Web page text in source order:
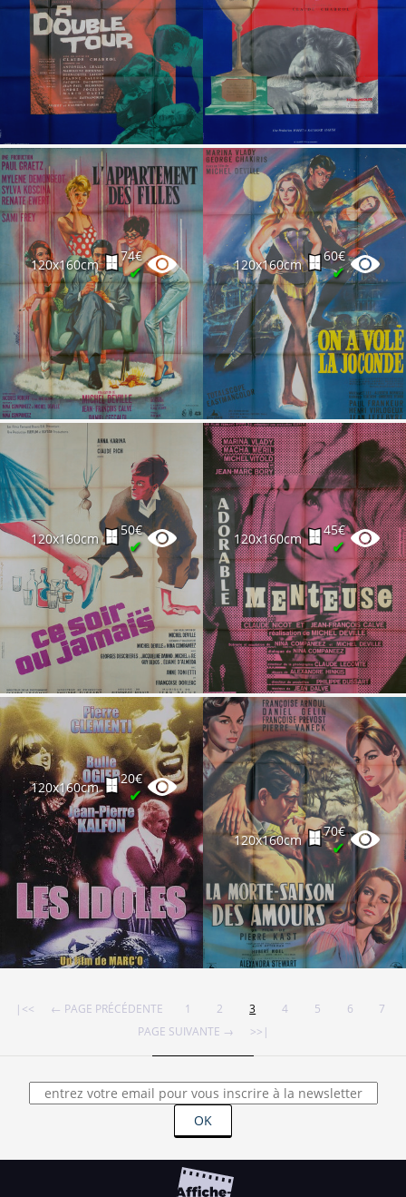
120x160cm
74€
✔ 120x160cm
60€
✔
120x160cm
50€
✔ 120x160cm
45€
✔
120x160cm
20€
✔
120x160cm
70€
✔
|<< ← PAGE PRÉCÉDENTE 1 2 3 4 5 6
7
PAGE SUIVANTE →
>>|
OK